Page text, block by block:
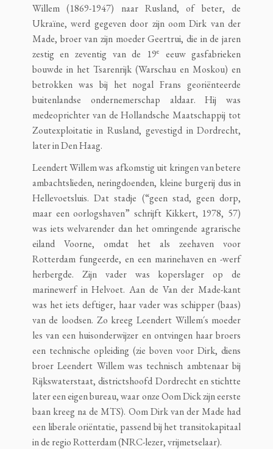
Willem (1869-1947) naar Rusland, of beter, de
Ukraïne, werd gegeven door zijn oom Dirk van der
Made, broer van zijn moeder Geertrui, die in de jaren
zestig en zeventig van de 19e
eeuw gasfabrieken
bouwde in het Tsarenrijk (Warschau en Moskou) en
betrokken was bij het nogal Frans georiënteerde
buitenlandse ondernemerschap aldaar. Hij was
medeoprichter van de Hollandsche Maatschappij tot
Zoutexploitatie in Rusland, gevestigd in Dordrecht,
later in Den Haag.
Leendert Willem was afkomstig uit kringen van betere
ambachtslieden, neringdoenden, kleine burgerij dus in
Hellevoetsluis. Dat stadje (“geen stad, geen dorp,
maar een oorlogshaven” schrijft Kikkert, 1978, 57)
was iets welvarender dan het omringende agrarische
eiland Voorne, omdat het als zeehaven voor
Rotterdam fungeerde, en een marinehaven en -werf
herbergde. Zijn vader was koperslager op de
marinewerf in Helvoet. Aan de Van der Made-kant
was het iets deftiger, haar vader was schipper (baas)
van de loodsen. Zo kreeg Leendert Willem´s moeder
les van een huisonderwijzer en ontvingen haar broers
een technische opleiding (zie boven voor Dirk, diens
broer Leendert Willem was technisch ambtenaar bij
Rijkswaterstaat, districtshoofd Dordrecht en stichtte
later een eigen bureau, waar onze Oom Dick zijn eerste
baan kreeg na de MTS). Oom Dirk van der Made had
een liberale oriëntatie, passend bij het transitokapitaal
in de regio Rotterdam (NRC-lezer, vrijmetselaar).